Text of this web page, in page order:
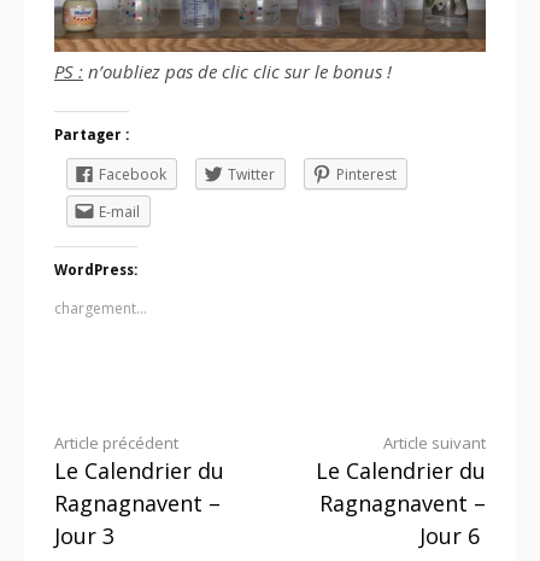
PS : n’oubliez pas de clic clic sur le bonus !
Partager :
Facebook Twitter
Pinterest
E-mail
WordPress:
chargement…
Lire
la
suite
Article précédent
Le Calendrier du
Ragnagnavent –
Jour 3
Article suivant
Le Calendrier du
Ragnagnavent –
Jour 6